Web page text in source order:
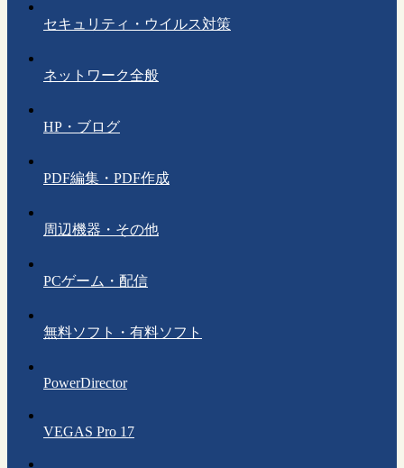
セキュリティ・ウイルス対策
ネットワーク全般
HP・ブログ
PDF編集・PDF作成
周辺機器・その他
PCゲーム・配信
無料ソフト・有料ソフト
PowerDirector
VEGAS Pro 17